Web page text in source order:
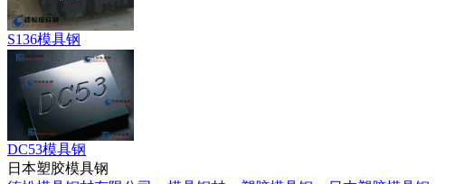
S136模具钢
DC53模具钢
日本塑胶模具钢